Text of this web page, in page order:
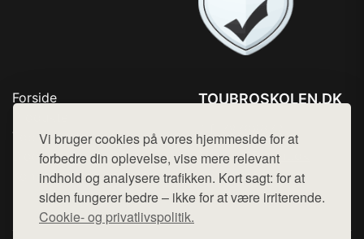
Vi bruger cookies på vores hjemmeside for at
forbedre din oplevelse, vise mere relevant
indhold og analysere trafikken. Kort sagt: for at
siden fungerer bedre – ikke for at være irriterende.
Cookie- og privatlivspolitik.
Forside
Top Rabatter
Blog
Kontakt
TOUBROSKOLEN.DK
Mail: hej@want.dk
Cookie- og privatlivspolitik